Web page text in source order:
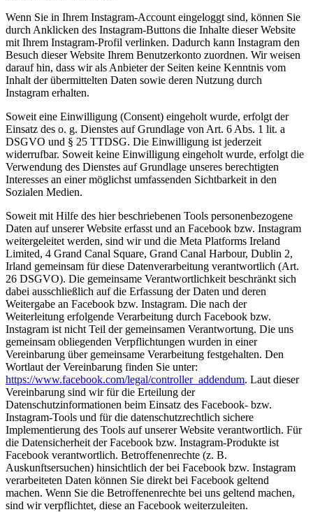
Wenn Sie in Ihrem Instagram-Account eingeloggt sind, können Sie
durch Anklicken des Instagram-Buttons die Inhalte dieser Website
mit Ihrem Instagram-Profil verlinken. Dadurch kann Instagram den
Besuch dieser Website Ihrem Benutzerkonto zuordnen. Wir weisen
darauf hin, dass wir als Anbieter der Seiten keine Kenntnis vom
Inhalt der übermittelten Daten sowie deren Nutzung durch
Instagram erhalten.
Soweit eine Einwilligung (Consent) eingeholt wurde, erfolgt der
Einsatz des o. g. Dienstes auf Grundlage von Art. 6 Abs. 1 lit. a
DSGVO und § 25 TTDSG. Die Einwilligung ist jederzeit
widerrufbar. Soweit keine Einwilligung eingeholt wurde, erfolgt die
Verwendung des Dienstes auf Grundlage unseres berechtigten
Interesses an einer möglichst umfassenden Sichtbarkeit in den
Sozialen Medien.
Soweit mit Hilfe des hier beschriebenen Tools personenbezogene
Daten auf unserer Website erfasst und an Facebook bzw. Instagram
weitergeleitet werden, sind wir und die Meta Platforms Ireland
Limited, 4 Grand Canal Square, Grand Canal Harbour, Dublin 2,
Irland gemeinsam für diese Datenverarbeitung verantwortlich (Art.
26 DSGVO). Die gemeinsame Verantwortlichkeit beschränkt sich
dabei ausschließlich auf die Erfassung der Daten und deren
Weitergabe an Facebook bzw. Instagram. Die nach der
Weiterleitung erfolgende Verarbeitung durch Facebook bzw.
Instagram ist nicht Teil der gemeinsamen Verantwortung. Die uns
gemeinsam obliegenden Verpflichtungen wurden in einer
Vereinbarung über gemeinsame Verarbeitung festgehalten. Den
Wortlaut der Vereinbarung finden Sie unter:
https://www.facebook.com/legal/controller_addendum. Laut dieser
Vereinbarung sind wir für die Erteilung der
Datenschutzinformationen beim Einsatz des Facebook- bzw.
Instagram-Tools und für die datenschutzrechtlich sichere
Implementierung des Tools auf unserer Website verantwortlich. Für
die Datensicherheit der Facebook bzw. Instagram-Produkte ist
Facebook verantwortlich. Betroffenenrechte (z. B.
Auskunftsersuchen) hinsichtlich der bei Facebook bzw. Instagram
verarbeiteten Daten können Sie direkt bei Facebook geltend
machen. Wenn Sie die Betroffenenrechte bei uns geltend machen,
sind wir verpflichtet, diese an Facebook weiterzuleiten.